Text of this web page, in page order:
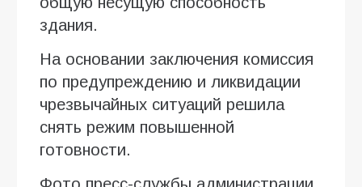
здания.
На основании заключения комиссия
по предупреждению и ликвидации
чрезвычайных ситуаций решила
снять режим повышенной
готовности.